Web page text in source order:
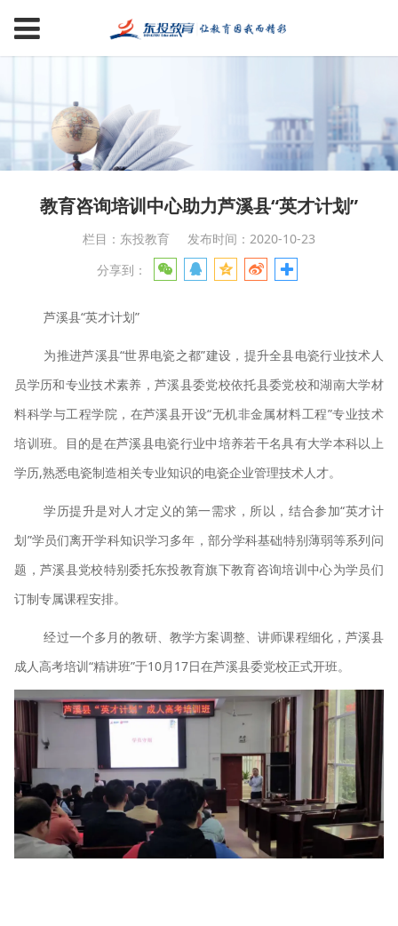
教育咨询培训中心助力芦溪县“英才计划”
栏目：东投教育
发布时间：2020-10-23
分享到：
芦溪县“英才计划”
为推进芦溪县“世界电瓷之都”建设，提升全县电瓷行业技术人
员学历和专业技术素养，芦溪县委党校依托县委党校和湖南大学材
料科学与工程学院，在芦溪县开设“无机非金属材料工程”专业技术
培训班。目的是在芦溪县电瓷行业中培养若干名具有大学本科以上
学历,熟悉电瓷制造相关专业知识的电瓷企业管理技术人才。
学历提升是对人才定义的第一需求，所以，结合参加“英才计
划”学员们离开学科知识学习多年，部分学科基础特别薄弱等系列问
题，芦溪县党校特别委托东投教育旗下教育咨询培训中心为学员们
订制专属课程安排。
经过一个多月的教研、教学方案调整、讲师课程细化，芦溪县
成人高考培训“精讲班”于10月17日在芦溪县委党校正式开班。